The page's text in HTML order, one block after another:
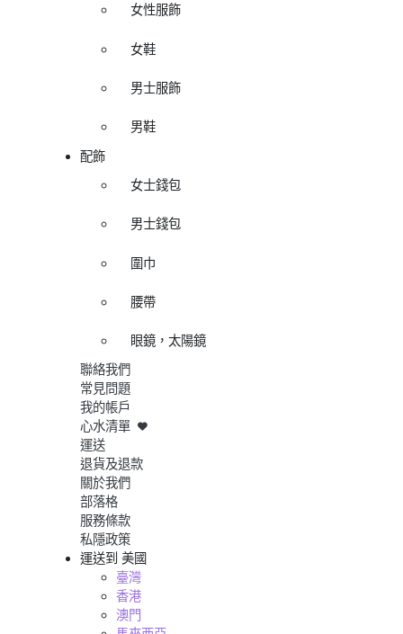
女性服飾
女鞋
男士服飾
男鞋
配飾
女士錢包
男士錢包
圍巾
腰帶
眼鏡，太陽鏡
聯絡我們
常見問題
我的帳戶
心水清單
運送
退貨及退款
關於我們
部落格
服務條款
私隱政策
運送到 美國
臺灣
香港
澳門